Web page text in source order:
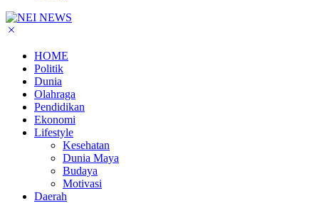
HOME
Politik
Dunia
Olahraga
Pendidikan
Ekonomi
Lifestyle
Kesehatan
Dunia Maya
Budaya
Motivasi
Daerah